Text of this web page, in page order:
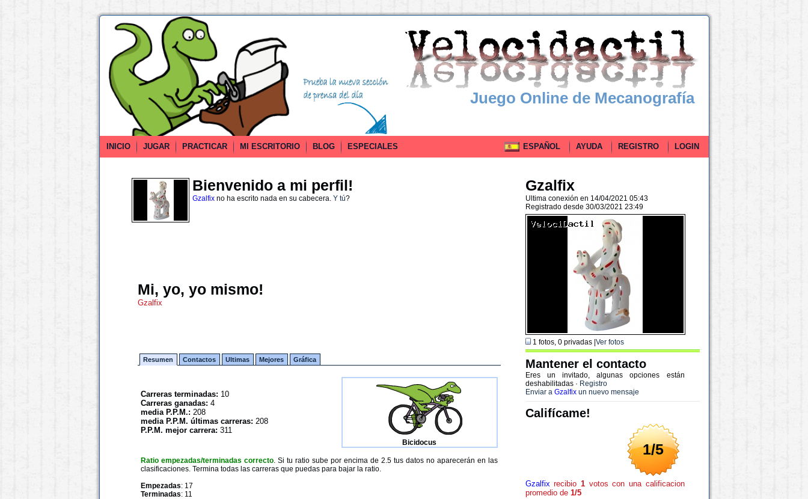
Juego Online de Mecanografía
INICIO JUGAR PRACTICAR MI ESCRITORIO BLOG ESPECIALES ESPAÑOL AYUDA REGISTRO LOGIN
Bienvenido a mi perfil!
Gzalfixno ha escrito nada en su cabecera. Y tú?
Mi, yo, yo mismo!
Gzalfix
Resumen Contactos Ultimas Mejores Gráfica
Carreras terminadas: 10
Carreras ganadas: 4
media P.P.M.: 208
media P.P.M. últimas carreras: 208
P.P.M. mejor carrera: 311
Bicidocus
Ratio empezadas/terminadas correcto. Si tu ratio sube por encima de 2.5 tus datos no aparecerán en las
clasificaciones. Termina todas las carreras que puedas para bajar la ratio.
Empezadas: 17
Terminadas: 11
Gzalfix
Ultima conexión en 14/04/2021 05:43
Registrado desde 30/03/2021 23:49
1 fotos, 0 privadas | Ver fotos
Mantener el contacto
Eres un invitado, algunas opciones están
deshabilitadas · Registro
Enviar a Gzalfixun nuevo mensaje
Califícame!
1/5
Gzalfixrecibio 1votos con una calificacion
promedio de 1/5